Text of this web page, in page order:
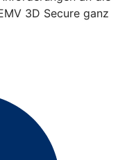
3D Secure ganz